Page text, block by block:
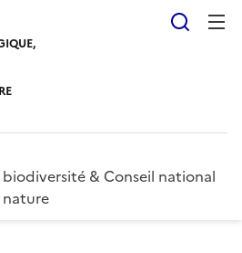
& Conseil national